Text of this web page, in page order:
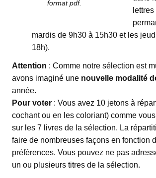
format pdf.
mardis de 9h30 à 15h30 et les
18h).
Attention : Comme notre sélection est
avons imaginé une nouvelle modalité
année.
Pour voter : Vous avez 10 jetons à
cochant ou en les coloriant) comme
sur les 7 livres de la sélection. La
faire de nombreuses façons en fonction
préférences. Vous pouvez ne pas
un ou plusieurs titres de la sélection.